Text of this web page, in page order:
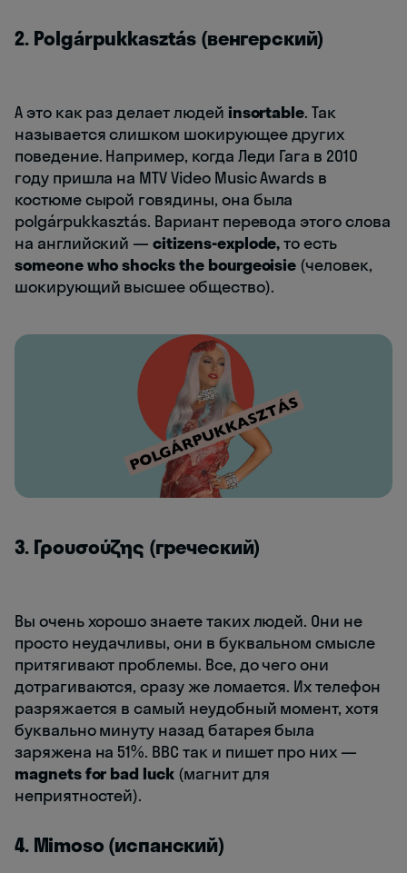
2. Polgárpukkasztás (венгерский)
А это как раз делает людей insortable. Так
называется слишком шокирующее других
поведение. Например, когда Леди Гага в 2010
году пришла на MTV Video Music Awards в
костюме сырой говядины, она была
polgárpukkasztás. Вариант перевода этого слова
на английский —citizens-explode,то есть
someone who shocks the bourgeoisie (человек,
шокирующий высшее общество).
3. Γρουσούζης (греческий)
Вы очень хорошо знаете таких людей. Они не
просто неудачливы, они в буквальном смысле
притягивают проблемы. Все, до чего они
дотрагиваются, сразу же ломается. Их телефон
разряжается в самый неудобный момент, хотя
буквально минуту назад батарея была
заряжена на 51%. BBC так и пишет про них —
magnets for bad luck (магнит для
неприятностей).
4. Mimoso (испанский)